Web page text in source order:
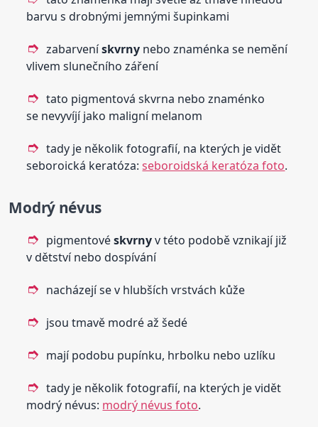
barvu s drobnými jemnými šupinkami
zabarvenískvrny nebo znaménka se nemění
vlivem slunečního záření
tato pigmentová skvrna nebo znaménko
se nevyvíjí jako maligní melanom
tady je několik fotografií, na kterých je vidět
seboroická keratóza:seboroidská keratóza foto.
Modrý névus
pigmentovéskvrnyv této podobě vznikají již
v dětství nebo dospívání
nacházejí se v hlubších vrstvách kůže
jsou tmavě modré až šedé
mají podobu pupínku, hrbolku nebo uzlíku
tady je několik fotografií, na kterých je vidět
modrý névus: modrý névus foto.